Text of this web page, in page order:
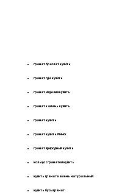
гранат браслет купить
гранат где купить
гранат изделия купить
гранат камень купить
гранат купить
гранат купить Минск
гранат природный купить
кольцо с гранатом купить
купить гранат камень натуральный
купить бусы гранат